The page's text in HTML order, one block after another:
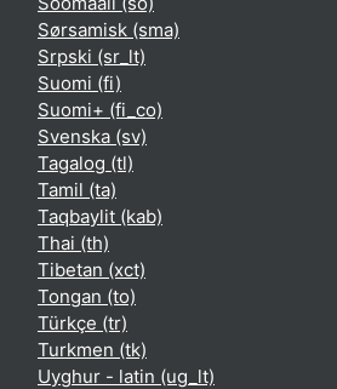
Sørsamisk ‎(sma)‎
Srpski ‎(sr_lt)‎
Suomi ‎(fi)‎
Suomi+ ‎(fi_co)‎
Svenska ‎(sv)‎
Tagalog ‎(tl)‎
Tamil ‎(ta)‎
Taqbaylit ‎(kab)‎
Thai ‎(th)‎
Tibetan ‎(xct)‎
Tongan ‎(to)‎
Türkçe ‎(tr)‎
Turkmen ‎(tk)‎
Uyghur - latin ‎(ug_lt)‎